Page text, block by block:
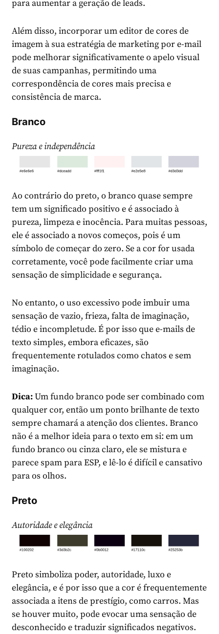
para aumentar a geração de leads.
Além disso, incorporar um editor de cores de
imagem à sua estratégia de marketing por e-mail
pode melhorar significativamente o apelo visual
de suas campanhas, permitindo uma
correspondência de cores mais precisa e
consistência de marca.
Branco
Pureza e independência
Ao contrário do preto, o branco quase sempre
tem um significado positivo e é associado à
pureza, limpeza e inocência. Para muitas pessoas,
ele é associado a novos começos, pois é um
símbolo de começar do zero. Se a cor for usada
corretamente, você pode facilmente criar uma
sensação de simplicidade e segurança.
No entanto, o uso excessivo pode imbuir uma
sensação de vazio, frieza, falta de imaginação,
tédio e incompletude. É por isso que e-mails de
texto simples, embora eficazes, são
frequentemente rotulados como chatos e sem
imaginação.
Dica:Um fundo branco pode ser combinado com
qualquer cor, então um ponto brilhante de texto
sempre chamará a atenção dos clientes. Branco
não é a melhor ideia para o texto em si: em um
fundo branco ou cinza claro, ele se mistura e
parece spam para ESP, e lê-lo é difícil e cansativo
para os olhos.
Preto
Autoridade e elegância
Preto simboliza poder, autoridade, luxo e
elegância, e é por isso que a cor é frequentemente
associada a itens de prestígio, como carros. Mas
se houver muito, pode evocar uma sensação de
desconhecido e traduzir significados negativos.